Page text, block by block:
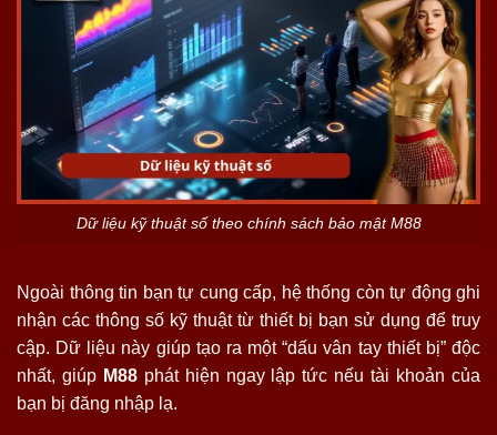
Dữ liệu kỹ thuật số theo chính sách bảo mật M88
Ngoài thông tin bạn tự cung cấp, hệ thống còn tự động ghi
nhận các thông số kỹ thuật từ thiết bị bạn sử dụng để truy
cập. Dữ liệu này giúp tạo ra một “dấu vân tay thiết bị” độc
nhất, giúp M88phát hiện ngay lập tức nếu tài khoản của
bạn bị đăng nhập lạ.